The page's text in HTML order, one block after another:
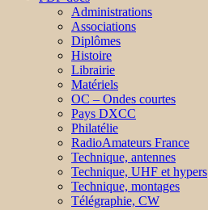
Administrations
Associations
Diplômes
Histoire
Librairie
Matériels
OC – Ondes courtes
Pays DXCC
Philatélie
RadioAmateurs France
Technique, antennes
Technique, UHF et hypers
Technique, montages
Télégraphie, CW